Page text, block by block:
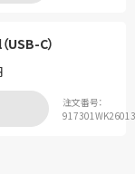
USB-C）
注文番号：
917301WK26013